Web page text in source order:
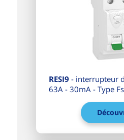
RESI9 - interrupteur
63A - 30mA - Type